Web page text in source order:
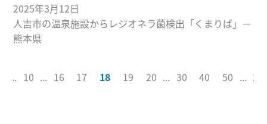
2025年3月12日
人吉市の温泉施設からレジオネラ菌検出「くまりば」－
熊本県
... 10 ... 16 17 18 19 20 ... 30 40 50 ...